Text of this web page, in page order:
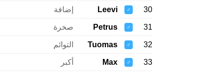
30
♂
Leevi إضافة
31
♂
Petrus صخرة
32
♂
Tuomas التوائم
33
♂
Max أكبر